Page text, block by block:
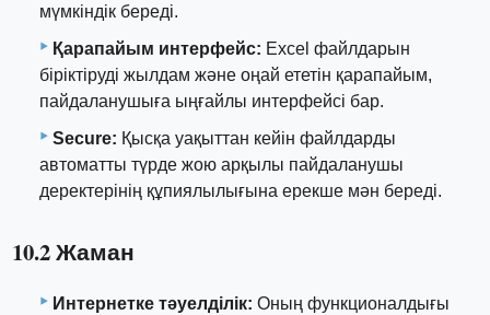
мүмкіндік береді.
Қарапайым интерфейс: Excel файлдарын
біріктіруді жылдам және оңай ететін қарапайым,
пайдаланушыға ыңғайлы интерфейсі бар.
Secure: Қысқа уақыттан кейін файлдарды
автоматты түрде жою арқылы пайдаланушы
деректерінің құпиялылығына ерекше мән береді.
10.2 Жаман
Интернетке тәуелділік: Оның функционалдығы